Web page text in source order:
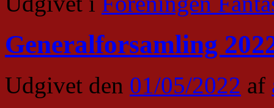
Generalforsamling
Udgivet den 01/05/2022 af